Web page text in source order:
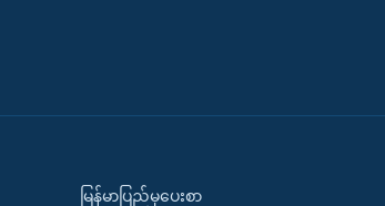
မြန်မာပြည်မှပေးစာ